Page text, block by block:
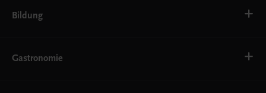
Bildung
Ernährung
Gastronomie